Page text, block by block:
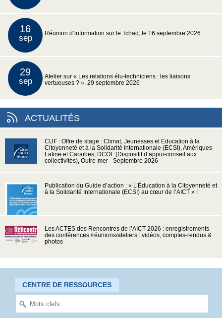
16
sep Réunion d’information sur le Tchad, le 16 septembre 2026
29
sep
Atelier sur « Les relations élu-techniciens : les liaisons
vertueuses ? », 29 septembre 2026
ACTUALITÉS
CUF : Offre de stage : Climat, Jeunesses et Education à la
Citoyenneté et à la Solidarité Internationale (ECSI), Amériques
Latine et Caraïbes, DCOL (Dispositif d’appui-conseil aux
collectivités), Outre-mer - Septembre 2026
Publication du Guide d’action : « L’Éducation à la Citoyenneté et
à la Solidarité Internationale (ECSI) au cœur de l’AICT » !
Les ACTES des Rencontres de l’AICT 2026 : enregistrements
des conférences /réunions/ateliers : vidéos, comptes-rendus &
photos
CENTRE DE RESSOURCES